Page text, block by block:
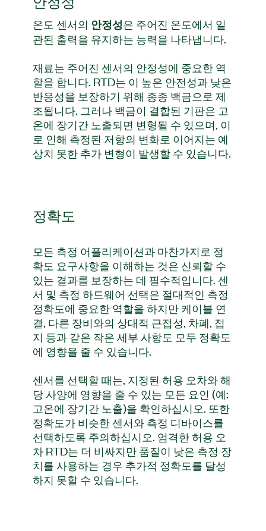
온도 센서의 안정성은 주어진 온도에서 일
관된 출력을 유지하는 능력을 나타냅니다.
재료는 주어진 센서의 안정성에 중요한 역
할을 합니다. RTD는 이 높은 안전성과 낮은
반응성을 보장하기 위해 종종 백금으로 제
조됩니다. 그러나 백금이 결합된 기판은 고
온에 장기간 노출되면 변형될 수 있으며, 이
로 인해 측정된 저항의 변화로 이어지는 예
상치 못한 추가 변형이 발생할 수 있습니다.
정확도
모든 측정 어플리케이션과 마찬가지로 정
확도 요구사항을 이해하는 것은 신뢰할 수
있는 결과를 보장하는 데 필수적입니다. 센
서 및 측정 하드웨어 선택은 절대적인 측정
정확도에 중요한 역할을 하지만 케이블 연
결, 다른 장비와의 상대적 근접성, 차폐, 접
지 등과 같은 작은 세부 사항도 모두 정확도
에 영향을 줄 수 있습니다.
센서를 선택할 때는, 지정된 허용 오차와 해
당 사양에 영향을 줄 수 있는 모든 요인 (예:
고온에 장기간 노출)을 확인하십시오. 또한
정확도가 비슷한 센서와 측정 디바이스를
선택하도록 주의하십시오. 엄격한 허용 오
차 RTD는 더 비싸지만 품질이 낮은 측정 장
치를 사용하는 경우 추가적 정확도를 달성
하지 못할 수 있습니다.